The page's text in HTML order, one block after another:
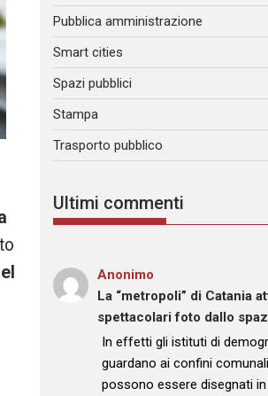
Pubblica amministrazione
Smart cities
Spazi pubblici
Stampa
Trasporto pubblico
Ultimi commenti
Anonimo
La “metropoli” di Catania
spettacolari foto dallo
: “
In effetti gli istituti di
guardano ai confini
possono essere disegnati